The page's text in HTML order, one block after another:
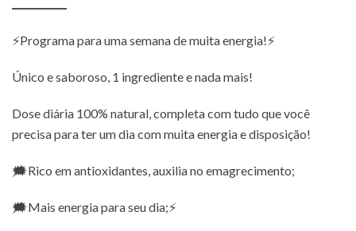
⚡Programa para uma semana de muita energia!⚡
Único e saboroso, 1 ingrediente e nada mais!
Dose diária 100% natural, completa com tudo que você
precisa para ter um dia com muita energia e disposição!
🗯Rico em antioxidantes, auxilia no emagrecimento;
🗯Mais energia para seu dia;⚡